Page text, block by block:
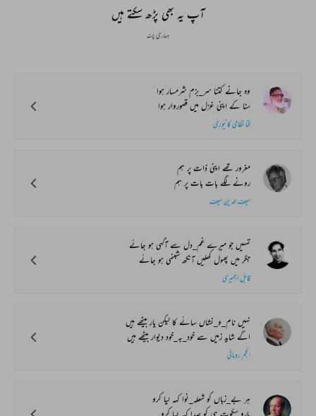
آپ یہ بھی پڑھ سکتے ہیں
ہماری پسند
وہ جانے کتنا سر_بزم شرمسار ہوا
سنا کے اپنی غزل میں قصوروار ہوا
فنا نظامی کانپوری
مغرور تھے اپنی ذات پر ہم
رونے لگے بات بات پر ہم
سیف الدین سیف
تمہیں جو میرے غم_دل سے آگہی ہو جائے
جگر میں پھول کھلیں آنکھ شبنمی ہو جائے
قابل اجمیری
نہیں نام_و_نشاں سائے کا لیکن یار بیٹھے ہیں
اگے شاید زمیں سے خود_بہ_خود دیوار بیٹھے ہیں
انجم رومانی
ہر بے_زباں کو شعلہ_نوا کہہ لیا کرو
یارو سکوت ہی کو صدا کہہ لیا کرو